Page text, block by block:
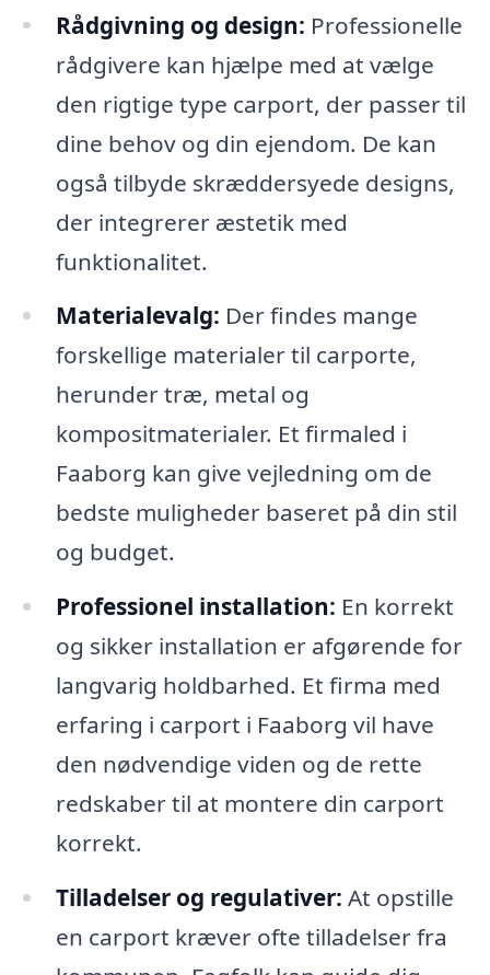
Rådgivning og design: Professionelle
rådgivere kan hjælpe med at vælge
den rigtige type carport, der passer til
dine behov og din ejendom. De kan
også tilbyde skræddersyede designs,
der integrerer æstetik med
funktionalitet.
Materialevalg: Der findes mange
forskellige materialer til carporte,
herunder træ, metal og
kompositmaterialer. Et firmaled i
Faaborg kan give vejledning om de
bedste muligheder baseret på din stil
og budget.
Professionel installation: En korrekt
og sikker installation er afgørende for
langvarig holdbarhed. Et firma med
erfaring i carport i Faaborg vil have
den nødvendige viden og de rette
redskaber til at montere din carport
korrekt.
Tilladelser og regulativer: At opstille
en carport kræver ofte tilladelser fra